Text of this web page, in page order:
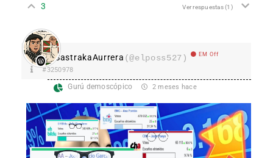
3 Ver respuestas(1)
SastrakaAurrera (@elposs527) EM Off
#3250978
Gurú demoscópico 2 meses hace